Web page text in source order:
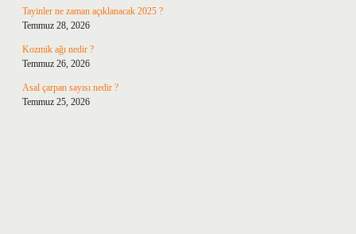
Tayinler ne zaman açıklanacak 2025 ?
Temmuz 28, 2026
Kozmik ağı nedir ?
Temmuz 26, 2026
Asal çarpan sayısı nedir ?
Temmuz 25, 2026